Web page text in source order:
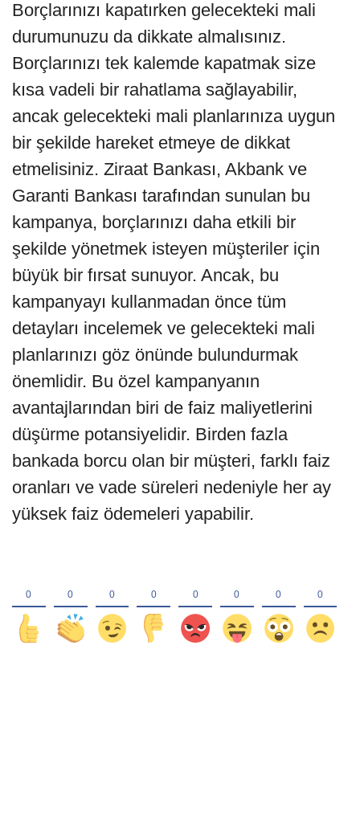
Borçlarınızı kapatırken gelecekteki mali
durumunuzu da dikkate almalısınız.
Borçlarınızı tek kalemde kapatmak size
kısa vadeli bir rahatlama sağlayabilir,
ancak gelecekteki mali planlarınıza uygun
bir şekilde hareket etmeye de dikkat
etmelisiniz. Ziraat Bankası, Akbank ve
Garanti Bankası tarafından sunulan bu
kampanya, borçlarınızı daha etkili bir
şekilde yönetmek isteyen müşteriler için
büyük bir fırsat sunuyor. Ancak, bu
kampanyayı kullanmadan önce tüm
detayları incelemek ve gelecekteki mali
planlarınızı göz önünde bulundurmak
önemlidir. Bu özel kampanyanın
avantajlarından biri de faiz maliyetlerini
düşürme potansiyelidir. Birden fazla
bankada borcu olan bir müşteri, farklı faiz
oranları ve vade süreleri nedeniyle her ay
yüksek faiz ödemeleri yapabilir.